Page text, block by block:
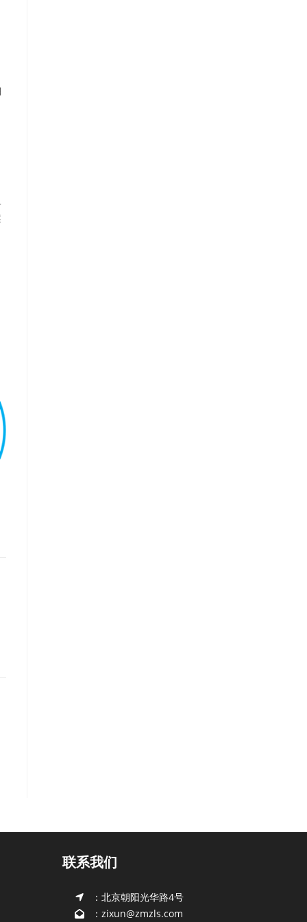
联系我们
：北京朝阳光华路4号
：zixun@zmzls.com